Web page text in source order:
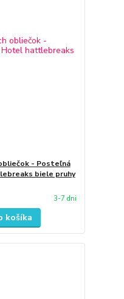
- Posteľná
biele pruhy
3-7 dni
košíka